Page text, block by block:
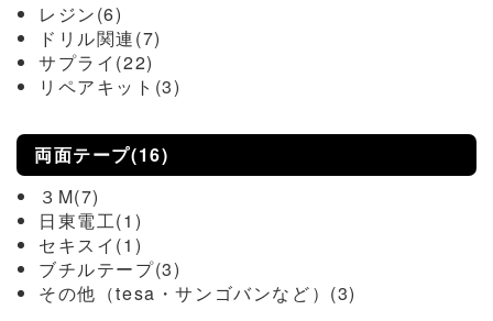
レジン(6)
ドリル関連(7)
サプライ(22)
リペアキット(3)
両面テープ(16)
３M(7)
日東電工(1)
セキスイ(1)
ブチルテープ(3)
その他（tesa・サンゴバンなど）(3)